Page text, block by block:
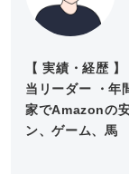
【 実績・経歴
当リーダー ・年
家でAmazonの
ン、ゲーム、馬